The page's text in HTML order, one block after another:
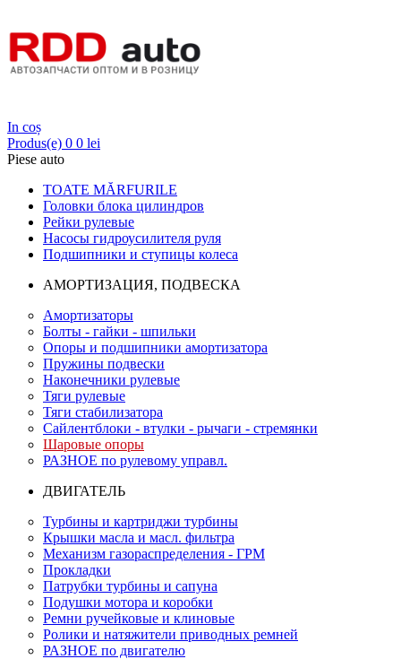
In coș
Produs(e) 0 0 lei
Piese auto
TOATE MĂRFURILE
Головки блока цилиндров
Рейки рулевые
Насосы гидроусилителя руля
Подшипники и ступицы колеса
АМОРТИЗАЦИЯ, ПОДВЕСКА
Амортизаторы
Болты - гайки - шпильки
Опоры и подшипники амортизатора
Пружины подвески
Наконечники рулевые
Тяги рулевые
Тяги стабилизатора
Сайлентблоки - втулки - рычаги - стремянки
Шаровые опоры
РАЗНОЕ по рулевому управл.
ДВИГАТЕЛЬ
Турбины и картриджи турбины
Крышки масла и масл. фильтра
Механизм газораспределения - ГРМ
Прокладки
Патрубки турбины и сапуна
Подушки мотора и коробки
Ремни ручейковые и клиновые
Ролики и натяжители приводных ремней
РАЗНОЕ по двигателю